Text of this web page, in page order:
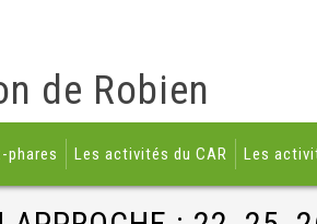
de Robien
phares Les activités du CAR Les